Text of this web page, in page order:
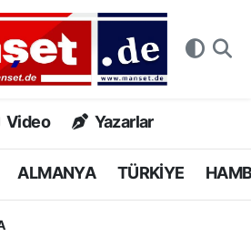
Video Yazarlar
ALMANYA TÜRKİYE